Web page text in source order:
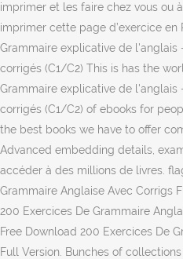
imprimer et les faire chez vous ou
imprimer cette page d’exercice
Grammaire explicative de l'anglais
corrigés (C1/C2) This is has the
Grammaire explicative de l'anglais
corrigés (C1/C2) of ebooks for
the best books we have to offer
Advanced embedding details,
accéder à des millions de livres.
Grammaire Anglaise Avec Corrigs
200 Exercices De Grammaire
Free Download 200 Exercices De
Full Version. Bunches of